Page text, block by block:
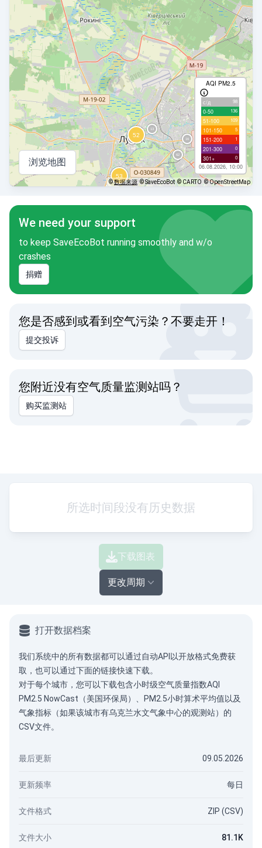
AQI PM2.5
с/д 98
0-50 136
51-100 109
101-150 5
151-200 1
201-300 0
301+ 0
06.08.2026, 10:00
浏览地图
©数据来源 © SaveEcoBot © CARTO © OpenStreetMap
We need your support
to keep SaveEcoBot running smoothly and w/o
crashes
捐赠
您是否感到或看到空气污染？不要走开！
提交投诉
您附近没有空气质量监测站吗？
购买监测站
所选时间段没有历史数据
下载图表
更改周期
打开数据档案
我们系统中的所有数据都可以通过自动API 以开放格式免费获
取，也可以通过下面的链接快速下载。
对于每个城市，您可以下载包含小时级空气质量指数AQI
PM2.5 NowCast（美国环保局）、PM2.5小时算术平均值以及
气象指标（如果该城市有乌克兰水文气象中心的观测站）的
CSV文件。
最后更新 09.05.2026
更新频率 每日
文件格式 ZIP (CSV)
文件大小 81.1K